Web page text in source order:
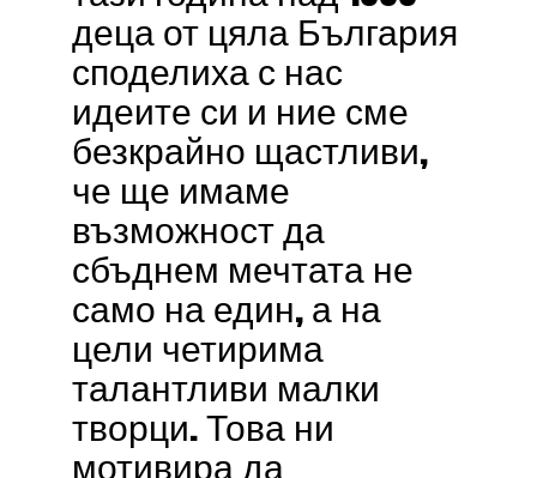
деца от цяла България
споделиха с нас
идеите си и ние сме
безкрайно щастливи,
че ще имаме
възможност да
сбъднем мечтата не
само на един, а на
цели четирима
талантливи малки
творци. Това ни
мотивира да